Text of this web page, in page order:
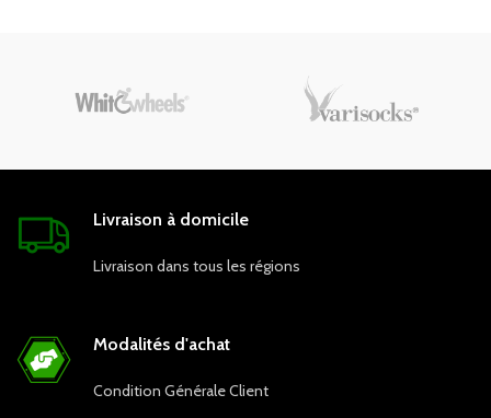
peau en douceur et aider à
réduire les taches pigmentaires.
Livraison à domicile
Livraison dans tous les régions
Modalités d'achat
Condition Générale Client